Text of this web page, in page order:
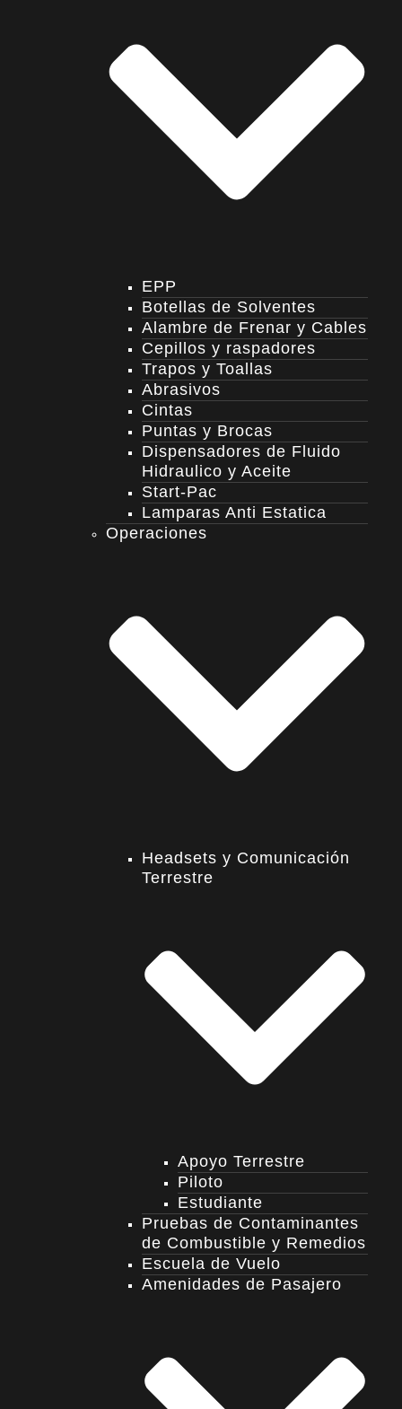
EPP
Botellas de Solventes
Alambre de Frenar y Cables
Cepillos y raspadores
Trapos y Toallas
Abrasivos
Cintas
Puntas y Brocas
Dispensadores de Fluido
Hidraulico y Aceite
Start-Pac
Lamparas Anti Estatica
Operaciones
Headsets y Comunicación
Terrestre
Apoyo Terrestre
Piloto
Estudiante
Pruebas de Contaminantes
de Combustible y Remedios
Escuela de Vuelo
Amenidades de Pasajero